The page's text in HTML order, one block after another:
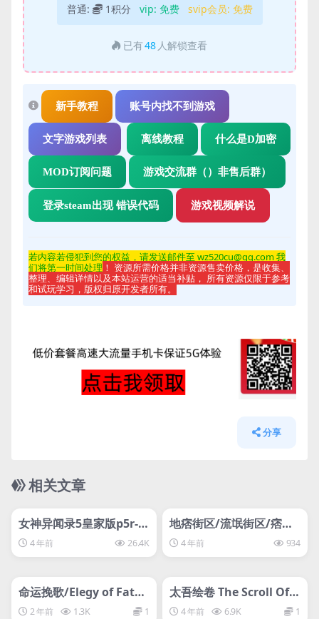
普通: 1积分 vip: 免费 svip会员: 免费
已有48 人解锁查看
新手教程 账号内找不到游戏
文字游戏列表 离线教程 什么是D加密
MOD订阅问题 游戏交流群（）非售后群）
登录steam出现 错误代码 游戏视频解说
若内容若侵犯到您的权益，请发送邮件至 wz520cu@qq.com 我
们将第一时间处理 ！ 资源所需价格并非资源售卖价格，是收集、
整理、编辑详情以及本站运营的适当补贴， 所有资源仅限于参考
和试玩学习，版权归原开发者所有。
分享
相关文章
svip专属
女神异闻录5皇家版p5r-D
加密4 年前 26.4K
svip专属
地痞街区/流氓街区/痞子
街区/Streets of Rogue
4 年前 934
svip专属
命运挽歌/Elegy of Fatel
x 2 年前 1.3K 1
离线游戏平台别问
太吾绘卷 The Scroll Of T
aiwu正式版
4 年前 6.9K 1